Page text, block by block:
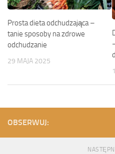
Prosta dieta odchudzająca –
tanie sposoby na zdrowe
odchudzanie
29 MAJA 2025
OBSERWUJ: